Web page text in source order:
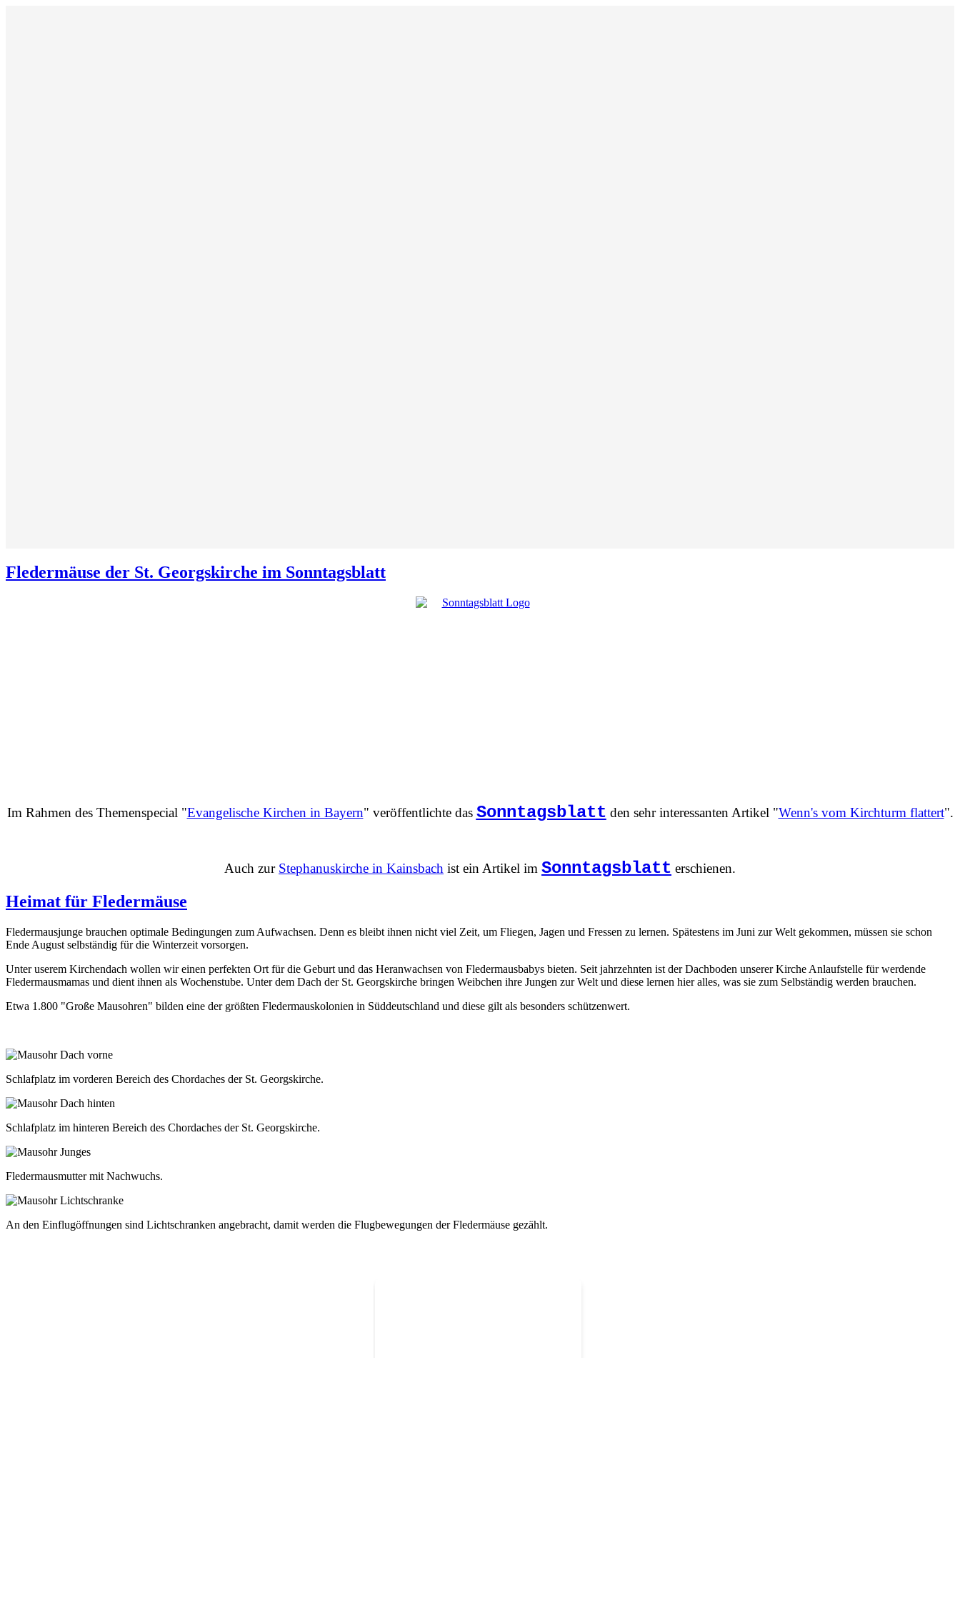
Fledermäuse der St. Georgskirche im Sonntagsblatt
Im Rahmen des Themenspecial "Evangelische Kirchen in Bayern" veröffentlichte das Sonntagsblatt den sehr interessanten Artikel "Wenn's vom Kirchturm flattert".
Auch zur Stephanuskirche in Kainsbach ist ein Artikel im Sonntagsblatt erschienen.
Heimat für Fledermäuse
Fledermausjunge brauchen optimale Bedingungen zum Aufwachsen. Denn es bleibt ihnen nicht viel Zeit, um Fliegen, Jagen und Fressen zu lernen. Spätestens im Juni zur Welt gekommen, müssen sie schon
Ende August selbständig für die Winterzeit vorsorgen.
Unter userem Kirchendach wollen wir einen perfekten Ort für die Geburt und das Heranwachsen von Fledermausbabys bieten. Seit jahrzehnten ist der Dachboden unserer Kirche Anlaufstelle für werdende
Fledermausmamas und dient ihnen als Wochenstube. Unter dem Dach der St. Georgskirche bringen Weibchen ihre Jungen zur Welt und diese lernen hier alles, was sie zum Selbständig werden brauchen.
Etwa 1.800 "Große Mausohren" bilden eine der größten Fledermauskolonien in Süddeutschland und diese gilt als besonders schützenwert.
Schlafplatz im vorderen Bereich des Chordaches der St. Georgskirche.
Schlafplatz im hinteren Bereich des Chordaches der St. Georgskirche.
Fledermausmutter mit Nachwuchs.
An den Einflugöffnungen sind Lichtschranken angebracht, damit werden die Flugbewegungen der Fledermäuse gezählt.